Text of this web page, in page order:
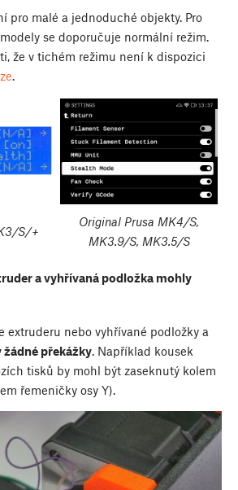
pro malé a jednoduché objekty. Pro
se doporučuje normální režim.
že v tichém režimu není k dispozici
.
S/+
Original Prusa MK4/S,
MK3.9/S, MK3.5/S
a vyhřívaná podložka mohly
extruderu nebo vyhřívané podložky a
žádné překážky. Například kousek
tisků by mohl být zaseknutý kolem
řemeničky osy Y).